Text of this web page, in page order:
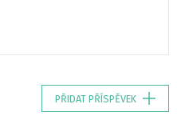
PŘIDAT PŘÍSPĚVEK